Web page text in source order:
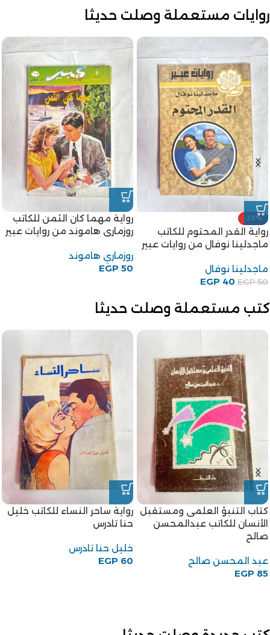
روايات مستعملة وصلت حديثا
-20%
رواية القدر المحتوم للكاتب
ماجدلينا نوفال من روايات عبير
ماجدلينا نوفال
EGP50
EGP 40
رواية مهما كان الثمن للكاتب
روزمارى هاموند من روايات عبير
روزماري هاموند
EGP 50
كتب مستعملة وصلت حديثا
كتاب التنبؤ العلمى ومستقبل
الأنسان للكاتب عبدالمحسن
صالح
عبد المحسن صالح
EGP 85
رواية ساحر النساء للكاتب خليل
حنا تادرس
خليل حنا تادرس
EGP 60